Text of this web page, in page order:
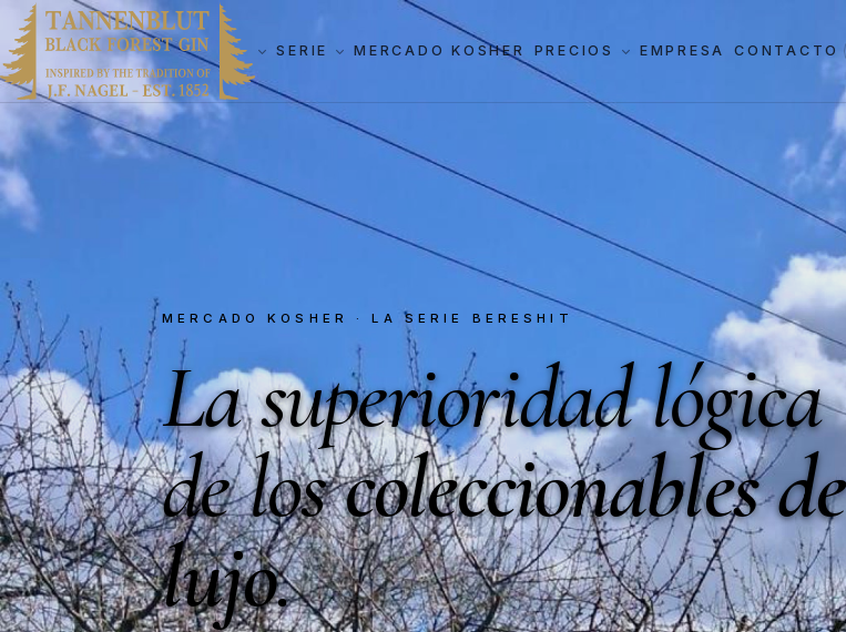
SERIE MERCADO KOSHER PRECIOS EMPRESA CONTACTO
MERCADO KOSHER · LA SERIE BERESHIT
La superioridad lógica
de loscoleccionables de
lujo.